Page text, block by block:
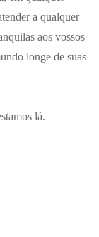
a qualquer
aos vossos
longe de suas
lá.